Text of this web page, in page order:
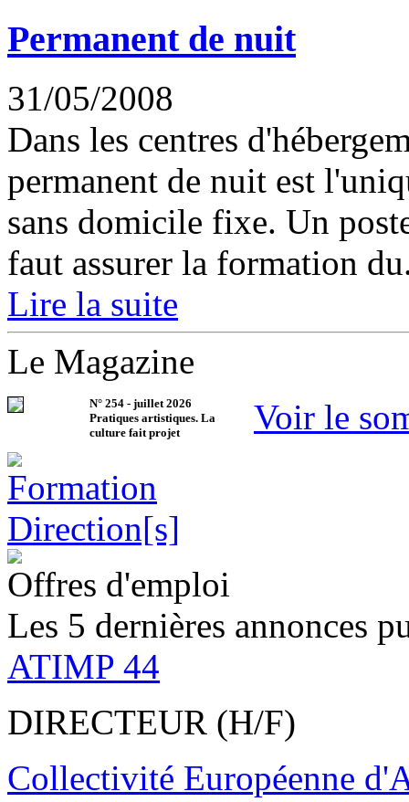
Permanent de nuit
31/05/2008
Dans les centres
permanent de nuit est
sans domicile fixe. Un
faut assurer la formation
Lire la suite
Le Magazine
N° 254 - juillet 2026
Pratiques artistiques. La
culture fait projet
Voir le
Offres d'emploi
Les 5 dernières annonces
ATIMP 44
DIRECTEUR (H/F)
Collectivité Européenne